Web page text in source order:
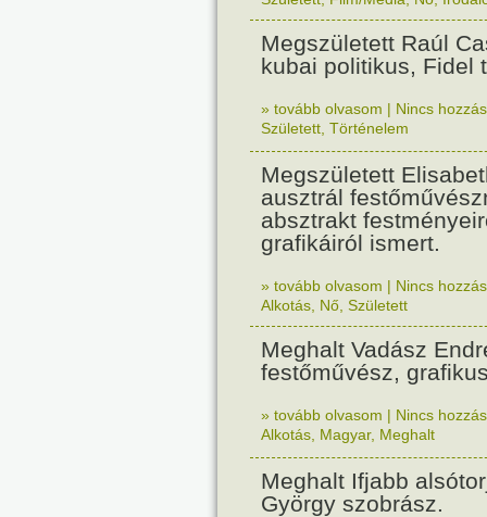
Megszületett Raúl
kubai politikus, Fidel
» tovább olvasom | Nincs
Született Történelem
Megszületett
ausztrál
absztrakt
grafikáiról ismert.
» tovább olvasom | Nincs
Alkotás Nő Született
Meghalt Vadász
festőművész,
» tovább olvasom | Nincs
Alkotás Magyar, Meghalt
Meghalt Ifjabb
György szobrász.